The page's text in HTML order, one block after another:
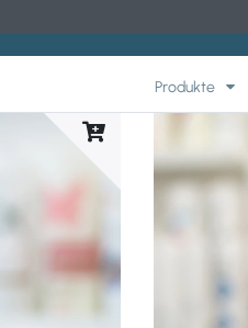
Produkte